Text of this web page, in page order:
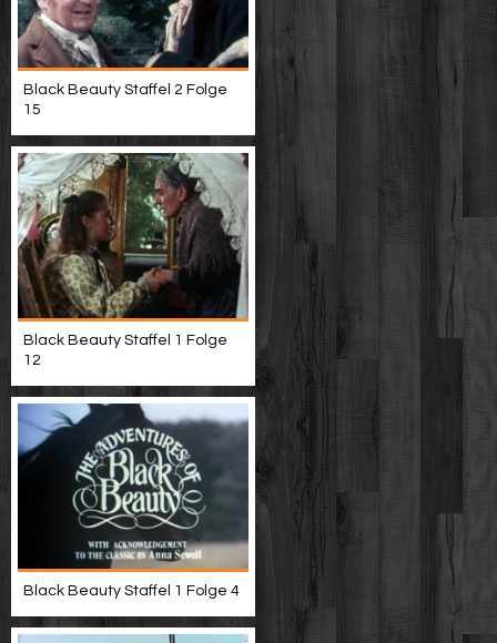
Black Beauty Staffel 2 Folge
15
Black Beauty Staffel 1 Folge
12
Black Beauty Staffel 1 Folge 4